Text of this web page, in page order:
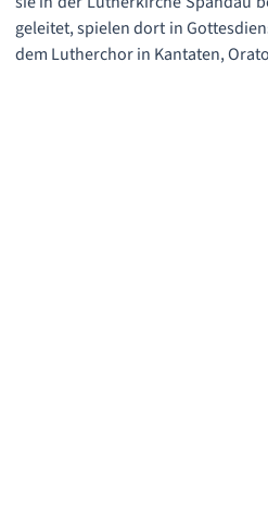
geleitet, spielen dort in
dem Lutherchor in Kantaten,